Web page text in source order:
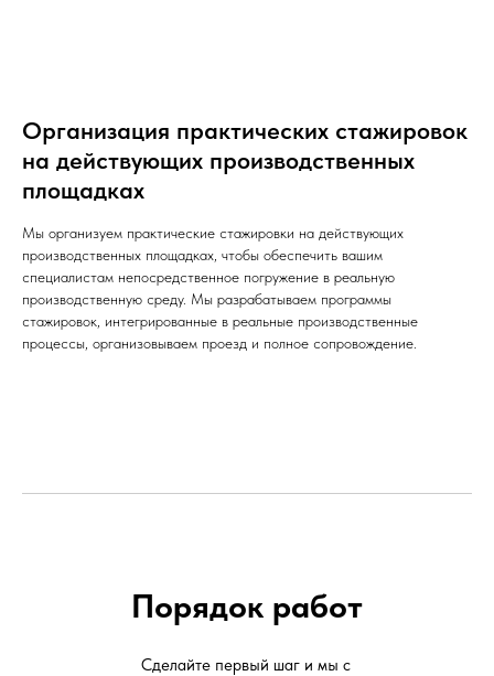
Организация практических стажировок
на действующих производственных
площадках
Мы организуем практические стажировки на действующих
производственных площадках, чтобы обеспечить вашим
специалистам непосредственное погружение в реальную
производственную среду. Мы разрабатываем программы
стажировок, интегрированные в реальные производственные
процессы, организовываем проезд и полное сопровождение.
Порядок работ
Сделайте первый шаг и мы с